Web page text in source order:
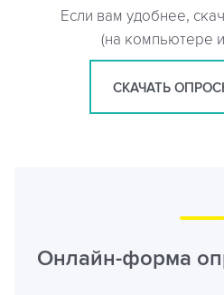
Если вам удобнее,
(на компьютере
СКАЧАТЬ
Онлайн-форма